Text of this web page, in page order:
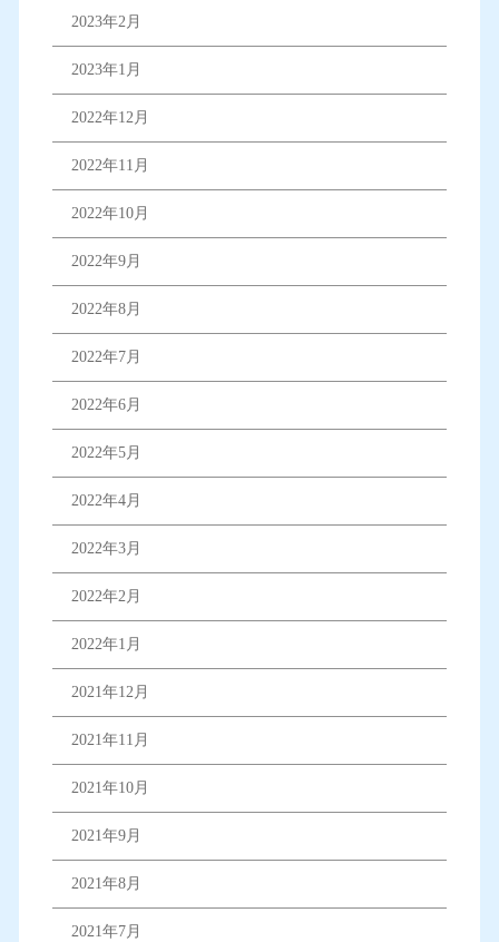
2023年2月
2023年1月
2022年12月
2022年11月
2022年10月
2022年9月
2022年8月
2022年7月
2022年6月
2022年5月
2022年4月
2022年3月
2022年2月
2022年1月
2021年12月
2021年11月
2021年10月
2021年9月
2021年8月
2021年7月